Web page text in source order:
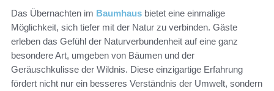
Das Übernachten im Baumhaus bietet eine einmalige
Möglichkeit, sich tiefer mit der Natur zu verbinden. Gäste
erleben das Gefühl der Naturverbundenheit auf eine ganz
besondere Art, umgeben von Bäumen und der
Geräuschkulisse der Wildnis. Diese einzigartige Erfahrung
fördert nicht nur ein besseres Verständnis der Umwelt, sondern